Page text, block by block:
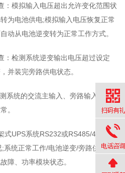
：模拟输入电压超出允许变化范围状
为电池供电;模拟输入电压恢复正常
动从电池逆变转为正常工作方式。
：检测系统逆变输出电压超过设定
并装完旁路供电状态。
系统的交流主输入、旁路输入和交流
。
式UPS系统RS232或RS485/422、
系统正常工作/电池逆变/旁路供电、
障、功率模块状态。